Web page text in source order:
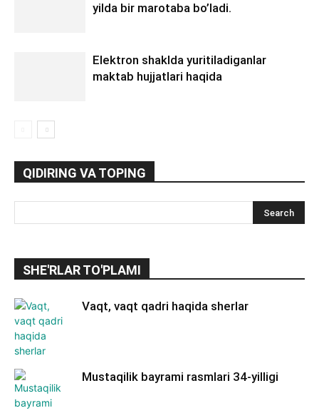
yilda bir marotaba bo’ladi.
Elektron shaklda yuritiladiganlar
maktab hujjatlari haqida
QIDIRING VA TOPING
SHE'RLAR TO'PLAMI
Vaqt, vaqt qadri haqida sherlar
Mustaqilik bayrami rasmlari 34-yilligi